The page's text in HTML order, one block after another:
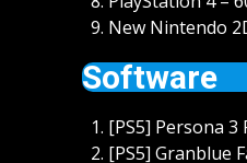
New Nintendo
Software
[PS5] Persona 3
[PS5] Granblue